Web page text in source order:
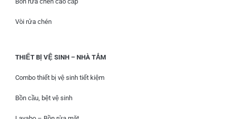
Vòi rửa chén
THIẾT BỊ VỆ SINH – NHÀ TẮM
Combo thiết bị vệ sinh tiết kiệm
Bồn cầu, bệt vệ sinh